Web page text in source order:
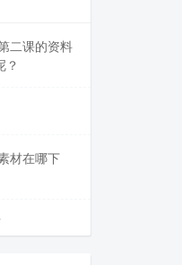
二课的资料
？
材在哪下